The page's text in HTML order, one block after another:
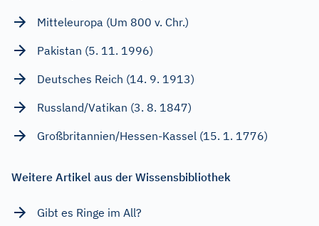
Mitteleuropa (Um 800 v. Chr.)
Pakistan (5. 11. 1996)
Deutsches Reich (14. 9. 1913)
Russland/Vatikan (3. 8. 1847)
Großbritannien/Hessen-Kassel (15. 1. 1776)
Weitere Artikel aus der Wissensbibliothek
Gibt es Ringe im All?